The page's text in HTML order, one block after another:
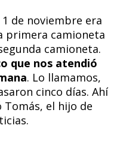
de noviembre era
primera camioneta
camioneta.
que nos atendió
. Lo llamamos,
cinco días. Ahí
Tomás, el hijo de